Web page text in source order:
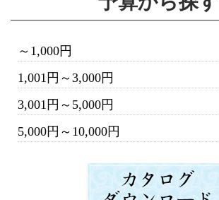
～1,000円
1,001円～3,000円
3,001円～5,000円
5,000円～10,000円